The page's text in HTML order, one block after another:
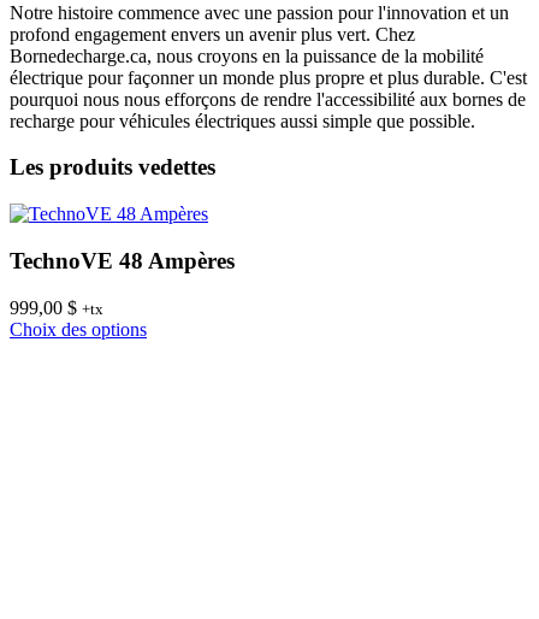
Notre histoire commence avec une passion pour l'innovation et un
profond engagement envers un avenir plus vert. Chez
Bornedecharge.ca, nous croyons en la puissance de la mobilité
électrique pour façonner un monde plus propre et plus durable. C'est
pourquoi nous nous efforçons de rendre l'accessibilité aux bornes de
recharge pour véhicules électriques aussi simple que possible.
Les produits vedettes
TechnoVE 48 Ampères
999,00 $ +tx
Choix des optionsCe